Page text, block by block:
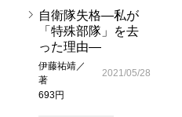
自衛隊失格―私が
「特殊部隊」を去
った理由―
伊藤祐靖／
著
693円
2021/05/28